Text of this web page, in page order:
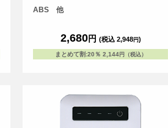
確認ができる仕様です。また出力用USBポー
トは2口搭載されているため、2台同時充電も
用ください。
ABS 他
2,680円 (税込 2,948円)
まとめて割:20％ 2,144円（税込）